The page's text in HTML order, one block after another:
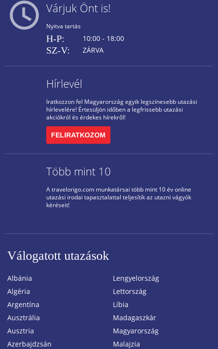
Várjuk Önt is!
Nyitva tartás
H-P: 10:00 - 18:00
SZ-V: ZÁRVA
Hírlevél
Iratkozzon fel Magyarország egyik legszínesebb utazási
hírlevelére! Értesüljön időben a legfrissebb utazási
akciókról és érdekes hírekről!
FELIRATKOZOM
Több mint 10
A travelorigo.com munkatársai több mint 10 év online
utazási irodai tapasztalattal teljesítik az utazni vágyók
kéréseit!
Válogatott utazások
Albánia
Algéria
Argentína
Ausztrália
Ausztria
Azerbajdzsán
Lengyelország
Lettország
Líbia
Madagaszkár
Magyarország
Malajzia